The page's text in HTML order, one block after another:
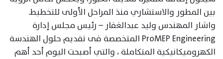
بين المطور والاستشاري منذ المراحل الأولى للتخطيط.
واشار المهندس وليد عبدالغفار – رئيس مجلس إدارة
ProMEP Engineering المتخصصة فى تقديم حلول الهندسة
الكهروميكانيكية المتكاملة ، والتي أصبحت اليوم أحد أهم